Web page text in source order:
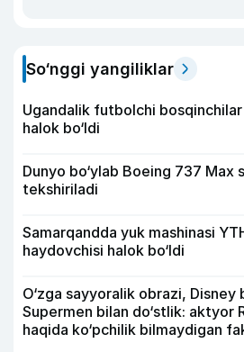
So‘nggi yangiliklar
Ugandalik futbolchi
halok bo‘ldi
Dunyo bo‘ylab Boeing 737 Max
tekshiriladi
Samarqandda yuk mashinasi
haydovchisi halok bo‘ldi
O‘zga sayyoralik obrazi, Disney
Supermen bilan do‘stlik: aktyor
haqida ko‘pchilik bilmaydigan